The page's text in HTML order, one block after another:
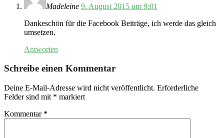
Madeleine 9. August 2015 um 9:01
Dankeschön für die Facebook Beiträge, ich werde das gleich
umsetzen.
Antworten
Schreibe einen Kommentar
Deine E-Mail-Adresse wird nicht veröffentlicht. Erforderliche
Felder sind mit * markiert
Kommentar *